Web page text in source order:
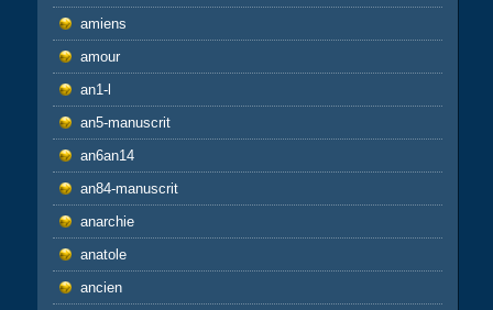
amiens
amour
an1-l
an5-manuscrit
an6an14
an84-manuscrit
anarchie
anatole
ancien